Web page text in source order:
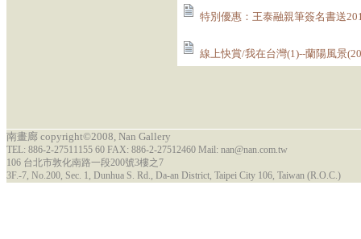
特別優惠：王泰融親筆簽名書送
線上快賞/我在台灣(1)--蘭陽風景
南畫廊 copyright©2008, Nan Gallery
TEL: 886-2-27511155 60 FAX: 886-2-27512460 Mail: nan@nan.com.tw
106 台北市敦化南路一段200號3樓之7
3F.-7, No.200, Sec. 1, Dunhua S. Rd., Da-an District, Taipei City 106, Taiwan (R.O.C.)